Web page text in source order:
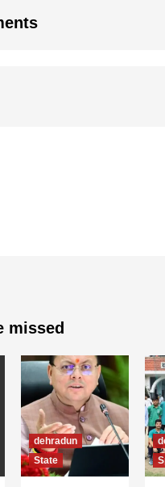
missed
dehradun
State